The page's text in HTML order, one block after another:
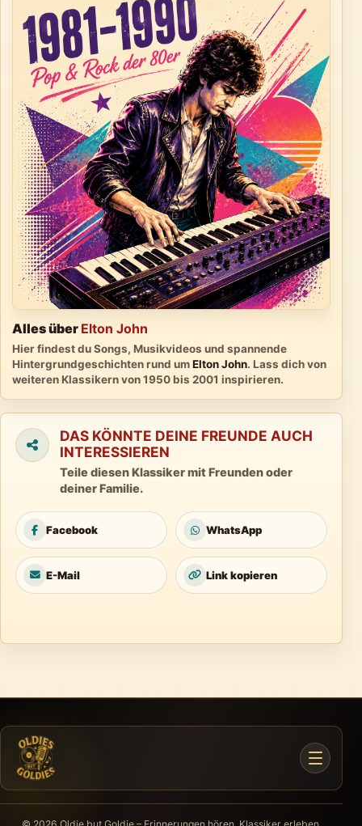
Alles über Elton John
Hier findest du Songs, Musikvideos und spannende
Hintergrundgeschichten rund umElton John. Lass dich von
weiteren Klassikern von 1950 bis 2001 inspirieren.
DAS KÖNNTE DEINE FREUNDE AUCH
INTERESSIEREN
Teile diesen Klassiker mit Freunden oder
deiner Familie.
Facebook WhatsApp
E-Mail Link kopieren